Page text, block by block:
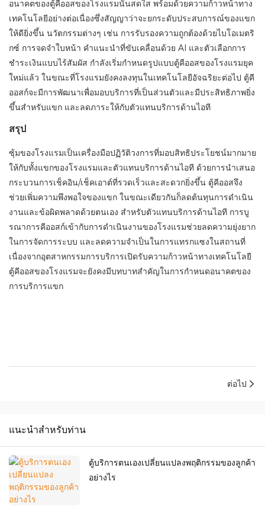
อนาคตของตู้คีออสของโรงแรมนั้นสดใส พร้อมด้วยความก้าวหน้าทาง
เทคโนโลยีอย่างต่อเนื่องซึ่งสัญญาว่าจะยกระดับประสบการณ์ของแขก
ให้ดียิ่งขึ้น นวัตกรรมต่างๆ เช่น การรับรองความถูกต้องด้วยไบโอเมตริ
กซ์ การจดจำใบหน้า คำแนะนำที่ขับเคลื่อนด้วย AI และตัวเลือกการ
ชำระเงินแบบไร้สัมผัส กำลังเริ่มกำหนดรูปแบบตู้คีออสของโรงแรมยุค
ใหม่แล้ว ในขณะที่โรงแรมยังคงลงทุนในเทคโนโลยีอัจฉริยะต่อไป ตู้คี
ออสก์จะมีการพัฒนาเพื่อมอบบริการที่เป็นส่วนตัวและมีประสิทธิภาพยิ่ง
ขึ้นสำหรับแขก และลดภาระให้กับตัวแทนบริการด้านไอที
สรุป
ซุ้มของโรงแรมเป็นเครื่องมือปฏิวัติวงการที่มอบสิทธิประโยชน์มากมาย
ให้กับทั้งแขกของโรงแรมและตัวแทนบริการด้านไอที ด้วยการนำเสนอ
กระบวนการเช็คอิน/เช็คเอาต์ที่รวดเร็วและสะดวกยิ่งขึ้น ตู้คีออสจึง
ช่วยเพิ่มความพึงพอใจของแขก ในขณะเดียวกันก็ลดต้นทุนการดำเนิน
งานและข้อผิดพลาดด้วยตนเอง สำหรับตัวแทนบริการด้านไอที การบู
รณาการคีออสก์เข้ากับการดำเนินงานของโรงแรมช่วยลดความยุ่งยาก
ในการจัดการระบบ และลดความจำเป็นในการแทรกแซงในสถานที่
เนื่องจากอุตสาหกรรมการบริการเปิดรับความก้าวหน้าทางเทคโนโลยี
ตู้คีออสของโรงแรมจะยังคงมีบทบาทสำคัญในการกำหนดอนาคตของ
การบริการแขก
ต่อไป
แนะนำสำหรับท่าน
ตู้บริการตนเองเปลี่ยนแปลงพฤติกรรมของลูกค้า
อย่างไร